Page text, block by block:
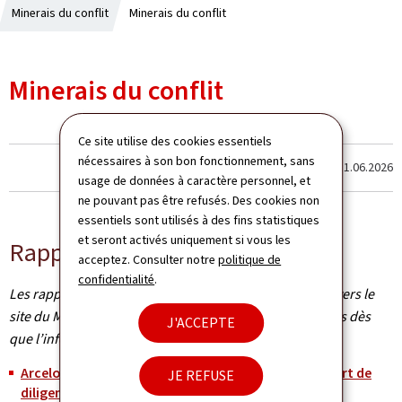
Ce site utilise des cookies essentiels
nécessaires à son bon fonctionnement, sans
usage de données à caractère personnel, et
ne pouvant pas être refusés. Des cookies non
essentiels sont utilisés à des fins statistiques
et seront activés uniquement si vous les
acceptez. Consulter notrepolitique de
confidentialité.
J'ACCEPTE
JE REFUSE
Minerais du conflit Minerais du conflit
Minerais du conflit
Dernière modification le 11.06.2026
Rapports de diligence
Les rapports de diligence des importateurs sont reliés vers le
site du Ministère des affaires étrangères et européennes dès
que l’information est disponible.
ArcelorMittal | Conflict Minerals Disclosure – Rapport de
diligence (EN)